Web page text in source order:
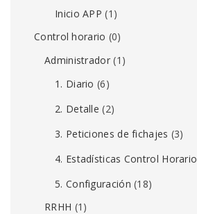
Inicio APP (1)
Control horario (0)
Administrador(1)
1. Diario (6)
2. Detalle (2)
3. Peticiones de fichajes (3)
4. Estadísticas Control Horario
5. Configuración (18)
RRHH (1)